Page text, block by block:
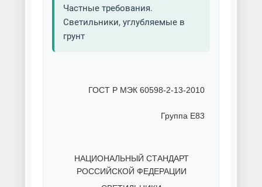
Частные требования.
Светильники, углубляемые в
грунт